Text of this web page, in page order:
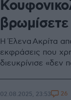
Η Έλενα Ακρίτα
εκφράσεις που
διευκρίνισε «δεν
02.08.2025, 23:53 26